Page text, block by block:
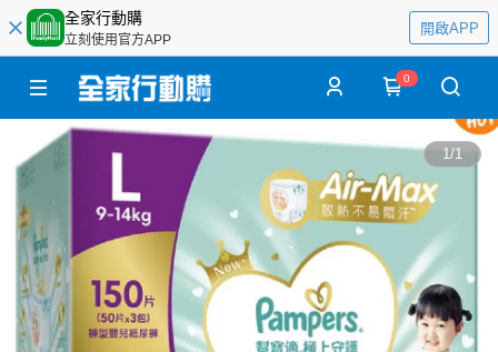
全家行動購
立刻使用官方APP
開啟APP
0
1/1